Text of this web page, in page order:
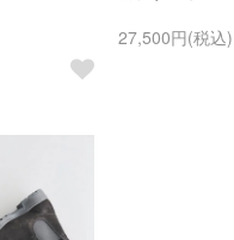
27,500円(税込)